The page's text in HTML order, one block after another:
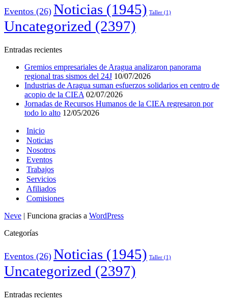
Eventos (26) Noticias (1945) Taller (1)
Uncategorized (2397)
Entradas recientes
Gremios empresariales de Aragua analizaron panorama
regional tras sismos del 24J 10/07/2026
Industrias de Aragua suman esfuerzos solidarios en centro de
acopio de la CIEA 02/07/2026
Jornadas de Recursos Humanos de la CIEA regresaron por
todo lo alto 12/05/2026
Inicio
Noticias
Nosotros
Eventos
Trabajos
Servicios
Afiliados
Comisiones
Neve | Funciona gracias a WordPress
Categorías
Eventos (26) Noticias (1945) Taller (1)
Uncategorized (2397)
Entradas recientes